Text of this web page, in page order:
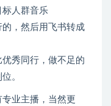
标人群音乐
，然后用飞书转成
秀同行，做不足的
。
业主播，当然更